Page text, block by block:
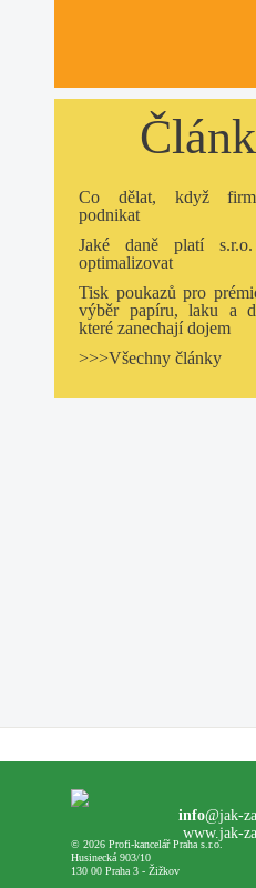
Co dělat, když
podnikat
Jaké daně platí
optimalizovat
Tisk poukazů pro
výběr papíru, laku a
které zanechají dojem
>>>Všechny články
© 2026 Profi-kancelář Praha s.r.o.
Husinecká 903/10
130 00 Praha 3 - Žižkov
info@jak-
www.jak-